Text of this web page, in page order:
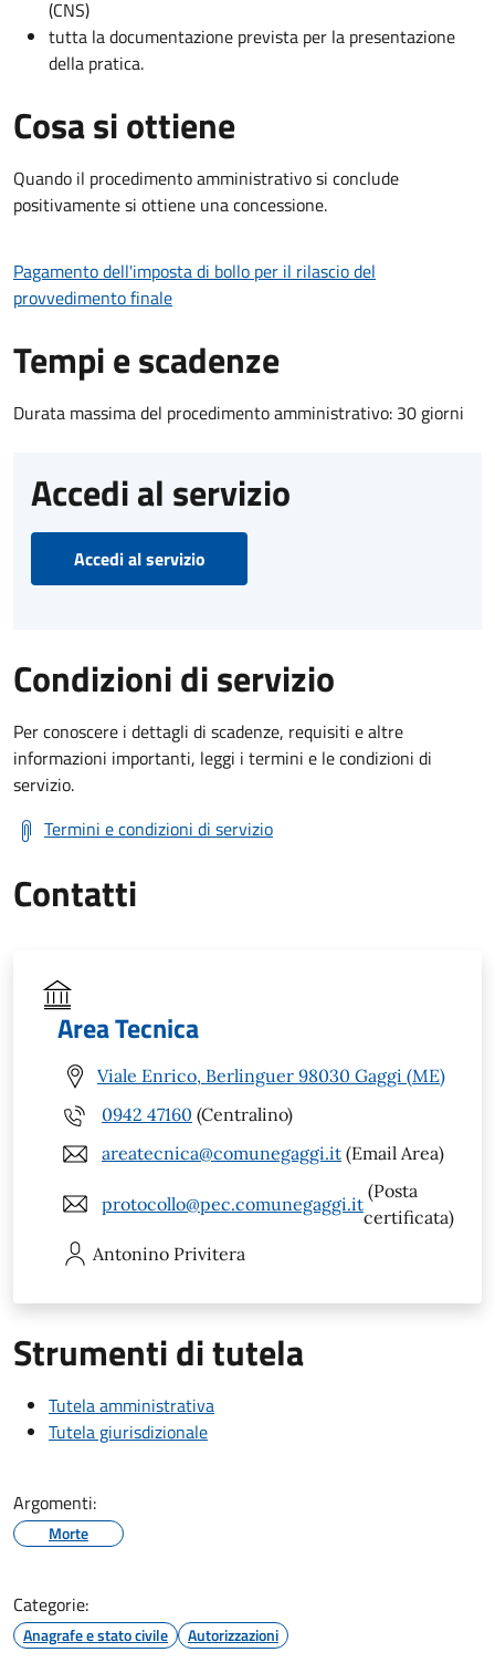
(CNS)
tutta la documentazione prevista per la presentazione
della pratica.
Cosa si ottiene
Quando il procedimento amministrativo si conclude
positivamente si ottiene una concessione.
Pagamento dell'imposta di bollo per il rilascio del
provvedimento finale
Tempi e scadenze
Durata massima del procedimento amministrativo: 30 giorni
Accedi al servizio
Accedi al servizio
Condizioni di servizio
Per conoscere i dettagli di scadenze, requisiti e altre
informazioni importanti, leggi i termini e le condizioni di
servizio.
Termini e condizioni di servizio
Contatti
Area Tecnica
Viale Enrico, Berlinguer 98030 Gaggi (ME)
0942 47160 (Centralino)
areatecnica@comunegaggi.it (Email Area)
protocollo@pec.comunegaggi.it
(Posta
certificata)
Antonino Privitera
Strumenti di tutela
Tutela amministrativa
Tutela giurisdizionale
Argomenti:
Morte
Categorie:
Anagrafe e stato civile Autorizzazioni